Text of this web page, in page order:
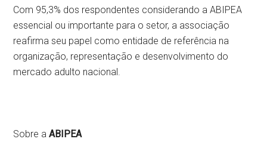
Com 95,3% dos respondentes considerando a ABIPEA
essencial ou importante para o setor, a associação
reafirma seu papel como entidade de referência na
organização, representação e desenvolvimento do
mercado adulto nacional.
Sobre a ABIPEA